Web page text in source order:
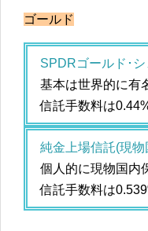
ゴールド
SPDRゴールド･シ
基本は世界的に有
信託手数料は
純金上場信託(現
個人的に現物国内
信託手数料は